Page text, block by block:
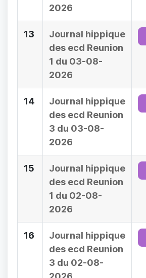
2026
13
Journal hippique
des ecd Reunion
1 du 03-08-
2026
14
Journal hippique
des ecd Reunion
3 du 03-08-
2026
15
Journal hippique
des ecd Reunion
1 du 02-08-
2026
16
Journal hippique
des ecd Reunion
3 du 02-08-